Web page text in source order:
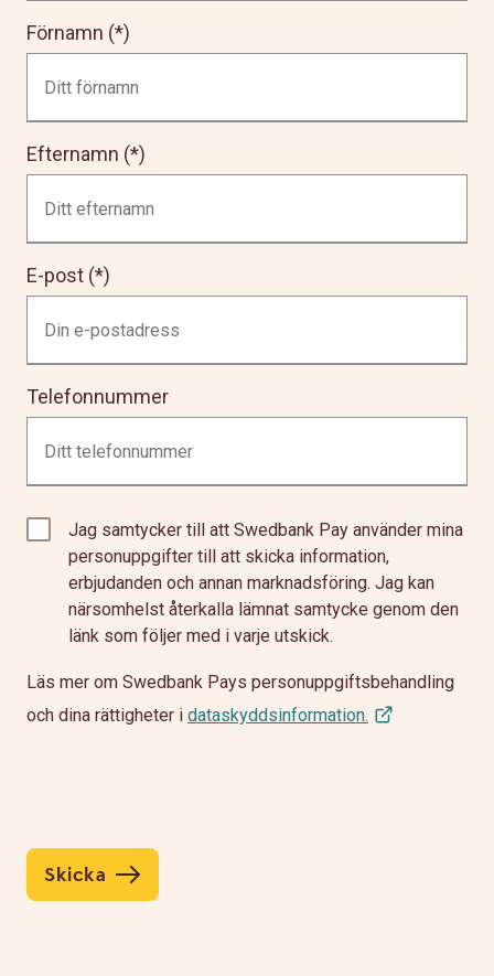
Förnamn
Efternamn
E-post
Telefonnummer
Jag samtycker till att Swedbank Pay använder mina
personuppgifter till att skicka information,
erbjudanden och annan marknadsföring. Jag kan
närsomhelst återkalla lämnat samtycke genom den
länk som följer med i varje utskick.
Läs mer om Swedbank Pays personuppgiftsbehandling
och dina rättigheter i dataskyddsinformation.
Skicka